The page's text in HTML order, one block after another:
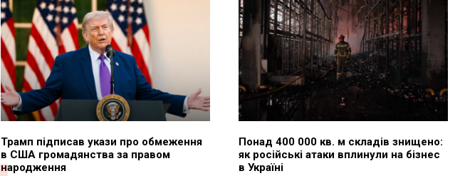
Трамп підписав укази про обмеження
в США громадянства за правом
народження
Понад 400 000 кв. м складів знищено:
як російські атаки вплинули на бізнес
в Україні